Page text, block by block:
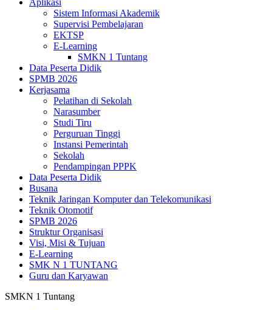
Aplikasi
Sistem Informasi Akademik
Supervisi Pembelajaran
EKTSP
E-Learning
SMKN 1 Tuntang
Data Peserta Didik
SPMB 2026
Kerjasama
Pelatihan di Sekolah
Narasumber
Studi Tiru
Perguruan Tinggi
Instansi Pemerintah
Sekolah
Pendampingan PPPK
Data Peserta Didik
Busana
Teknik Jaringan Komputer dan Telekomunikasi
Teknik Otomotif
SPMB 2026
Struktur Organisasi
Visi, Misi & Tujuan
E-Learning
SMK N 1 TUNTANG
Guru dan Karyawan
SMKN 1 Tuntang